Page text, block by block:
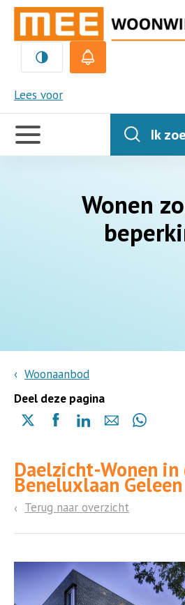
Lees voor
MEE
Handige
links
Ik
Wonen
Woonaanbod
Deel deze pagina
Delen
(opent
in
een
nieuwe
Delen
(opent
in
een
nieuwe
Delen
(opent
in
een
nieuwe
Delen
mail
Delen
(opent
in
pagina)
Daelzicht-Wonen in
Beneluxlaan Geleen
Terug naar overzicht